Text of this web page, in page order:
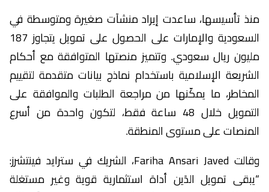
منذ تأسيسها، ساعدت إيراد منشآت صغيرة ومتوسطة في
السعودية والإمارات على الحصول على تمويل يتجاوز 187
مليون ريال سعودي. وتتميز منصتها المتوافقة مع أحكام
الشريعة الإسلامية باستخدام نماذج بيانات متقدمة لتقييم
المخاطر، ما يمكّنها من مراجعة الطلبات والموافقة على
التمويل خلال 48 ساعة فقط، لتكون واحدة من أسرع
المنصات على مستوى المنطقة.
وقالت Fariha Ansari Javed، الشريك في سترايد فينتشرز:
“يبقى تمويل الدَين أداة استثمارية قوية وغير مستغلة